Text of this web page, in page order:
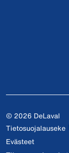
© 2026 DeLaval
Tietosuojalauseke
Evästeet